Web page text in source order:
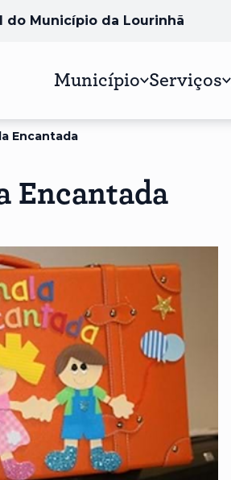
do Município da Lourinhã
Município Serviços
Encantada
Encantada